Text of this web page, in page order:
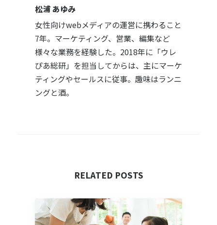
松浦 あゆみ
女性向けwebメディアの運営に携わること
7年。マーケティング、営業、編集など
様々な業務を経験した。2018年に「ウレ
ぴあ総研」を担当してからは、主にマーケ
ティングやセールスに従事。趣味はランニ
ングと酒。
RELATED POSTS